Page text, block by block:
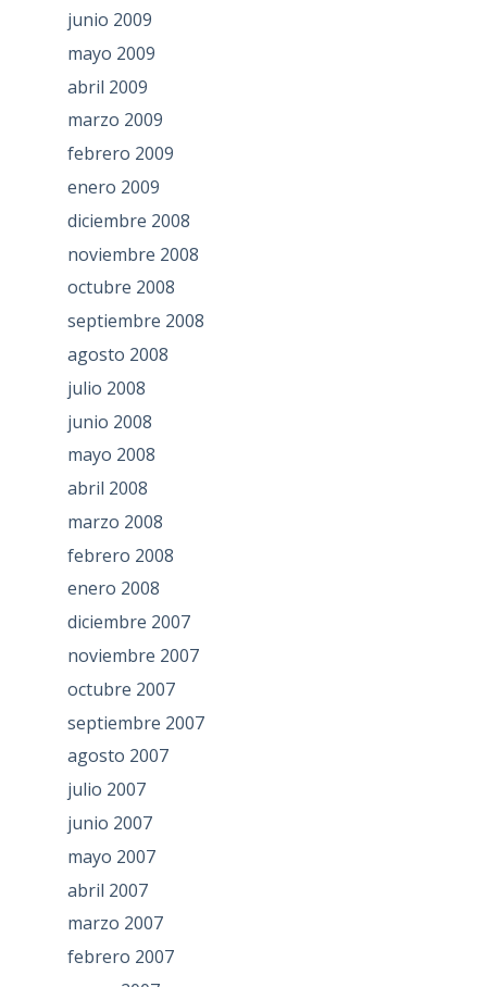
junio 2009
mayo 2009
abril 2009
marzo 2009
febrero 2009
enero 2009
diciembre 2008
noviembre 2008
octubre 2008
septiembre 2008
agosto 2008
julio 2008
junio 2008
mayo 2008
abril 2008
marzo 2008
febrero 2008
enero 2008
diciembre 2007
noviembre 2007
octubre 2007
septiembre 2007
agosto 2007
julio 2007
junio 2007
mayo 2007
abril 2007
marzo 2007
febrero 2007